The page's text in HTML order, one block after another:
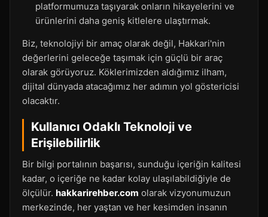
platformumuza taşıyarak onların hikayelerini ve
ürünlerini daha geniş kitlelere ulaştırmak.
Biz, teknolojiyi bir amaç olarak değil, Hakkari'nin
değerlerini geleceğe taşımak için güçlü bir araç
olarak görüyoruz. Köklerimizden aldığımız ilham,
dijital dünyada atacağımız her adımın yol göstericisi
olacaktır.
Kullanıcı Odaklı Teknoloji ve
Erişilebilirlik
Bir bilgi portalının başarısı, sunduğu içeriğin kalitesi
kadar, o içeriğe ne kadar kolay ulaşılabildiğiyle de
ölçülür. hakkarirehber.com olarak vizyonumuzun
merkezinde, her yaştan ve her kesimden insanın